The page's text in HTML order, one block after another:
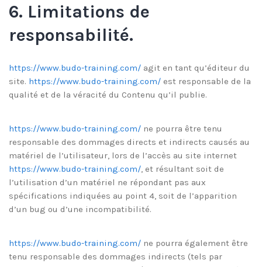
6. Limitations de
responsabilité.
https://www.budo-training.com/ agit en tant qu’éditeur du
site. https://www.budo-training.com/ est responsable de la
qualité et de la véracité du Contenu qu’il publie.
https://www.budo-training.com/ ne pourra être tenu
responsable des dommages directs et indirects causés au
matériel de l’utilisateur, lors de l’accès au site internet
https://www.budo-training.com/, et résultant soit de
l’utilisation d’un matériel ne répondant pas aux
spécifications indiquées au point 4, soit de l’apparition
d’un bug ou d’une incompatibilité.
https://www.budo-training.com/ ne pourra également être
tenu responsable des dommages indirects (tels par